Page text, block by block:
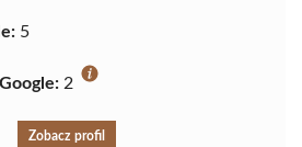
5
2
Zobacz profil